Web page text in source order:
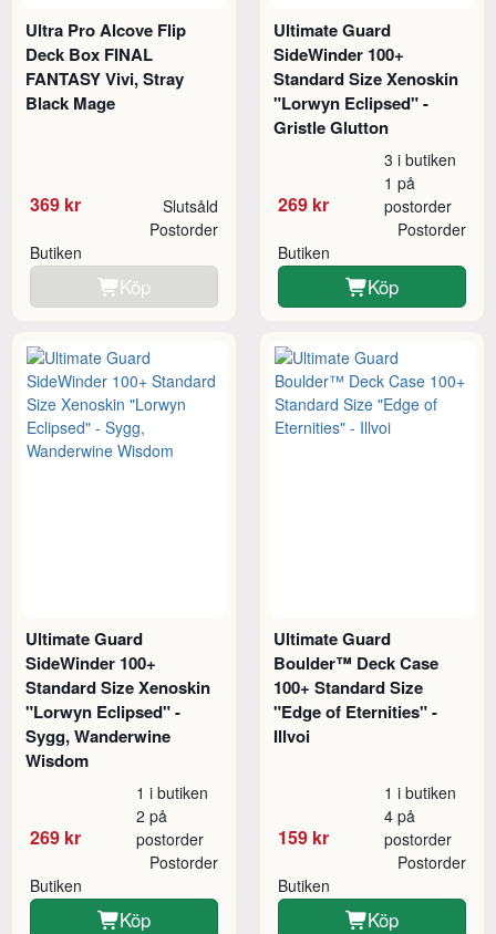
Ultra Pro Alcove Flip
Deck Box FINAL
FANTASY Vivi, Stray
Black Mage
369 kr Slutsåld
Butiken
Postorder
Köp
Ultimate Guard
SideWinder 100+
Standard Size Xenoskin
"Lorwyn Eclipsed" -
Gristle Glutton
269 kr
3 i butiken
1 på
postorder
Butiken
Postorder
Köp
Ultimate Guard
SideWinder 100+
Standard Size Xenoskin
"Lorwyn Eclipsed" -
Sygg, Wanderwine
Wisdom
269 kr
1 i butiken
2 på
postorder
Butiken
Postorder
Köp
Ultimate Guard
Boulder™ Deck Case
100+ Standard Size
"Edge of Eternities" -
Illvoi
159 kr
1 i butiken
4 på
postorder
Butiken
Postorder
Köp